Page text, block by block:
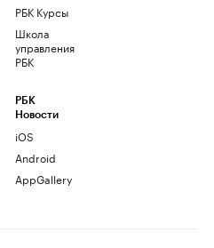
РБК Курсы
Школа
управления
РБК
РБК
Новости
iOS
Android
AppGallery